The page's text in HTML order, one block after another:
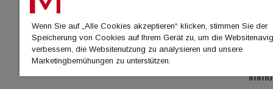
Wenn Sie auf „Alle Cookies akzeptieren“ klicken, stimmen Sie der
Speicherung von Cookies auf Ihrem Gerät zu, um die
verbessern, die Websitenutzung zu analysieren und unsere
Marketingbemühungen zu unterstützen.